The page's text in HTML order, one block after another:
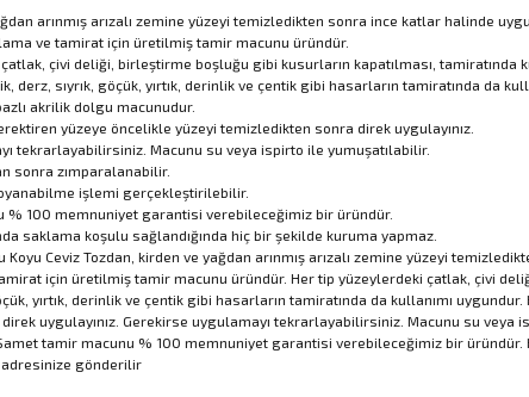
arınmış arızalı zemine yüzeyi temizledikten sonra ince katlar halinde
ve tamirat için üretilmiş tamir macunu üründür.
çivi deliği, birleştirme boşluğu gibi kusurların kapatılması, tamiratında
derz, sıyrık, göçük, yırtık, derinlik ve çentik gibi hasarların tamiratında da
akrilik dolgu macunudur.
yüzeye öncelikle yüzeyi temizledikten sonra direk uygulayınız.
tekrarlayabilirsiniz. Macunu su veya ispirto ile yumuşatılabilir.
sonra zımparalanabilir.
işlemi gerçekleştirilebilir.
% 100 memnuniyet garantisi verebileceğimiz bir üründür.
saklama koşulu sağlandığında hiç bir şekilde kuruma yapmaz.
Koyu Ceviz Tozdan, kirden ve yağdan arınmış arızalı zemine yüzeyi
için üretilmiş tamir macunu üründür. Her tip yüzeylerdeki çatlak, çivi
yırtık, derinlik ve çentik gibi hasarların tamiratında da kullanımı
uygulayınız. Gerekirse uygulamayı tekrarlayabilirsiniz. Macunu su
tamir macunu % 100 memnuniyet garantisi verebileceğimiz bir üründür.
adresinize gönderilir